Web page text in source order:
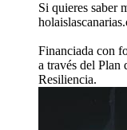
Si quieres saber
Financiada con
a través del Plan
Resiliencia.